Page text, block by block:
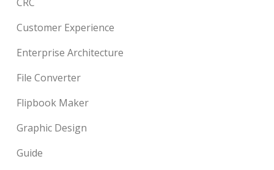
Customer Experience
Enterprise Architecture
File Converter
Flipbook Maker
Graphic Design
Guide